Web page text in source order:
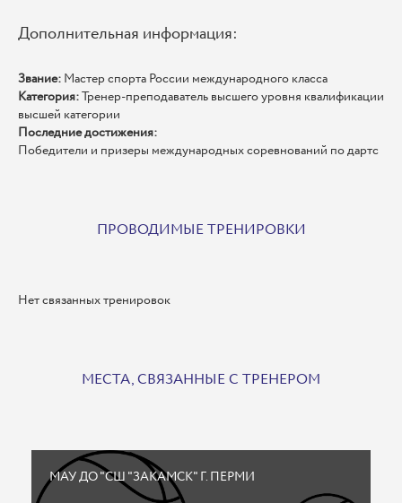
Дополнительная информация:
Звание: Мастер спорта России международного класса
Категория:Тренер-преподаватель высшего уровня квалификации
высшей категории
Последние достижения:
Победители и призеры международных соревнований по дартс
ПРОВОДИМЫЕ ТРЕНИРОВКИ
Нет связанных тренировок
МЕСТА, СВЯЗАННЫЕ С ТРЕНЕРОМ
МАУ ДО "СШ "ЗАКАМСК" Г. ПЕРМИ